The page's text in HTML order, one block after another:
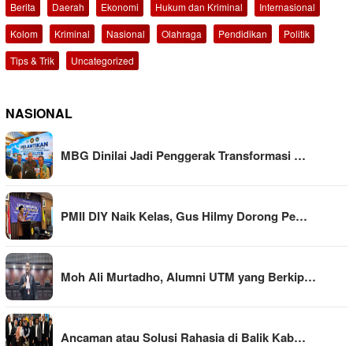
Berita Daerah Ekonomi Hukum dan Kriminal
Internasional
Kolom
Kriminal Nasional Olahraga Pendidikan
Politik
Tips & Trik
Uncategorized
NASIONAL
MBG Dinilai Jadi Penggerak Transformasi …
PMII DIY Naik Kelas, Gus Hilmy Dorong Pe…
Moh Ali Murtadho, Alumni UTM yang Berkip…
Ancaman atau Solusi Rahasia di Balik Kab…